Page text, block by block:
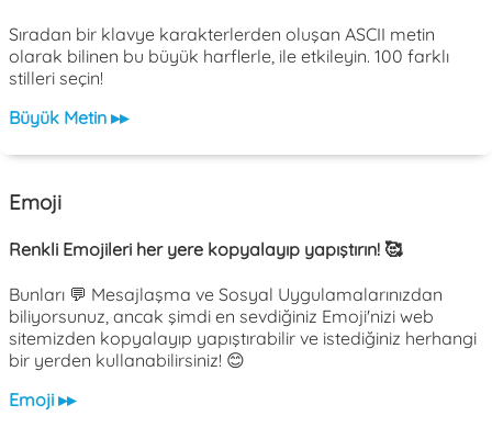
Sıradan bir klavye karakterlerden oluşan ASCII metin
olarak bilinen bu büyük harflerle, ile etkileyin. 100 farklı
stilleri seçin!
Büyük Metin ▸▸
Emoji
Renkli Emojileri her yere kopyalayıp yapıştırın! 🥰
Bunları 💬 Mesajlaşma ve Sosyal Uygulamalarınızdan
biliyorsunuz, ancak şimdi en sevdiğiniz Emoji'nizi web
sitemizden kopyalayıp yapıştırabilir ve istediğiniz herhangi
bir yerden kullanabilirsiniz! 😊
Emoji ▸▸